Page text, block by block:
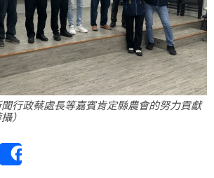
行政蔡處長等嘉賓肯定縣農會的努力貢獻
）
Line